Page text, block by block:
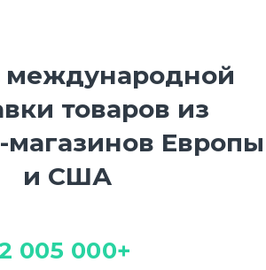
международной
товаров из
магазинов Европы
и США
005 000+